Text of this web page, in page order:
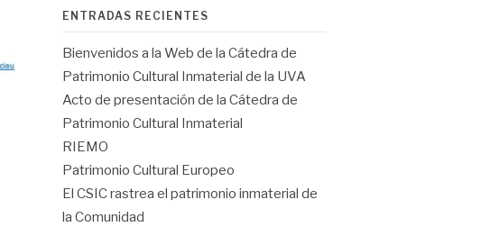
ENTRADAS RECIENTES
Bienvenidos a la Web de la Cátedra de
Patrimonio Cultural Inmaterial de la UVA
Acto de presentación de la Cátedra de
Patrimonio Cultural Inmaterial
RIEMO
Patrimonio Cultural Europeo
El CSIC rastrea el patrimonio inmaterial de
la Comunidad